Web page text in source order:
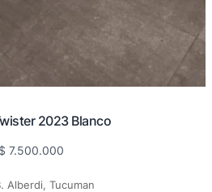
2023 Blanco
$ 7.500.000
Alberdi, Tucuman